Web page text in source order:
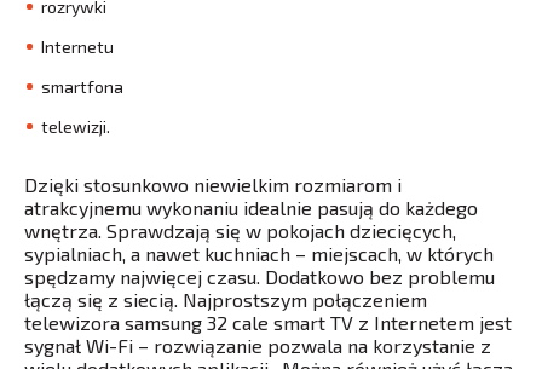
rozrywki
Internetu
smartfona
telewizji.
Dzięki stosunkowo niewielkim rozmiarom i
atrakcyjnemu wykonaniu idealnie pasują do każdego
wnętrza. Sprawdzają się w pokojach dziecięcych,
sypialniach, a nawet kuchniach – miejscach, w których
spędzamy najwięcej czasu. Dodatkowo bez problemu
łączą się z siecią. Najprostszym połączeniem
telewizora samsung 32 cale smart TV z Internetem jest
sygnał Wi-Fi – rozwiązanie pozwala na korzystanie z